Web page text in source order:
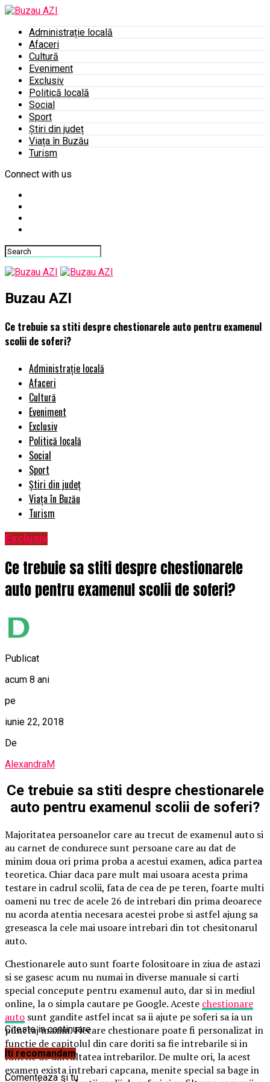
Administrație locală
Afaceri
Cultură
Eveniment
Exclusiv
Politică locală
Social
Sport
Știri din județ
Viața în Buzău
Turism
Connect with us
Buzau AZI
Ce trebuie sa stiti despre chestionarele auto pentru examenul
scolii de soferi?
Administrație locală
Afaceri
Cultură
Eveniment
Exclusiv
Politică locală
Social
Sport
Știri din județ
Viața în Buzău
Turism
Exclusiv
Ce trebuie sa stiti despre chestionarele
auto pentru examenul scolii de soferi?
Publicat
acum 8 ani
pe
iunie 22, 2018
De
AlexandraM
Ce trebuie sa stiti despre chestionarele
auto pentru examenul scolii de soferi?
Majoritatea persoanelor care au trecut de examenul auto si
au carnet de condurece sunt persoane care au dat de
minim doua ori prima proba a acestui examen, adica partea
teoretica. Chiar daca pare mult mai usoara acesta prima
testare in cadrul scolii, fata de cea de pe teren, foarte multi
oameni nu trec de acele 26 de intrebari din prima deoarece
nu acorda atentia necesara acestei probe si astfel ajung sa
greseasca la cele mai usoare intrebari din tot chesitonarul
auto.
Chestionarele auto sunt foarte folositoare in ziua de astazi
si se gasesc acum nu numai in diverse manuale si carti
special concepute pentru examenul auto, dar si in mediul
online, la o simpla cautare pe Google. Aceste chestionare
auto sunt gandite astfel incat sa ii ajute pe soferi sa ia un
punctaj maxim. Fiecare chestionare poate fi personalizat in
functie de capitolul din care doriti sa fie intrebarile si in
functie de dificultatea intrebarilor. De multe ori, la acest
examen exista intrebari capcana, menite special sa bage in
Citeste in continuare
Iti recomandam
Comenteaza si tu